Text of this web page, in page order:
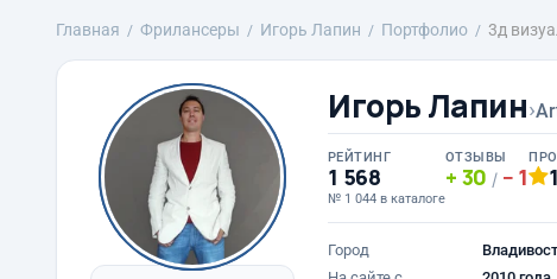
Главная Фрилансеры Игорь Лапин Портфолио 3д
Игорь Лапин›
РЕЙТИНГ
1 568
№ 1 044 в каталоге
ОТЗЫВЫ
30 / 1
Город